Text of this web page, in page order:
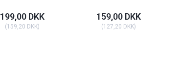
199,00 DKK
(159,20 DKK)
159,00 DKK
(127,20 DKK)